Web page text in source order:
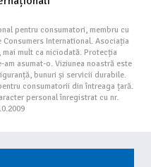
pentru consumatori, membru cu
International. Asociația
mult ca niciodată. Protecția
asumat-o. Viziunea noastră este
bunuri și servicii durabile.
consumatorii din întreaga țară.
personal înregistrat cu nr.